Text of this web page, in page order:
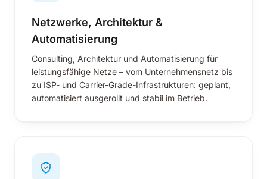
Netzwerke, Architektur &
Automatisierung
Consulting, Architektur und Automatisierung für
leistungsfähige Netze – vom Unternehmensnetz bis
zu ISP- und Carrier-Grade-Infrastrukturen: geplant,
automatisiert ausgerollt und stabil im Betrieb.